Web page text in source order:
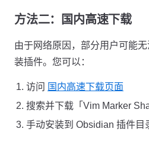
方法二：国内高速下载
由于网络原因，部分用户可能
装插件。您可以：
访问 国内高速下载页面
搜索并下载「Vim Marker
手动安装到 Obsidian 插件目